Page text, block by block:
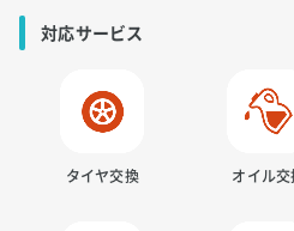
対応サービス
タイヤ交換 オイル交